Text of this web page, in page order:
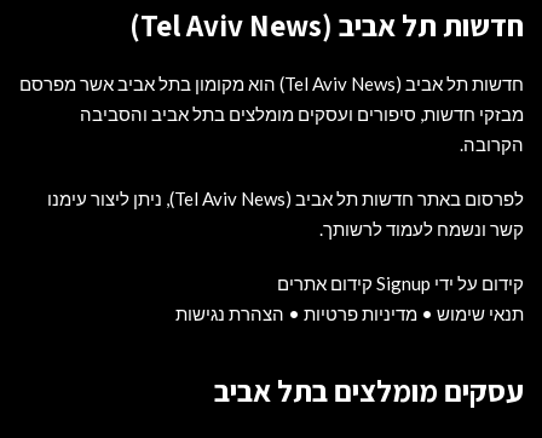
חדשות תל אביב (Tel Aviv News)
חדשות תל אביב (Tel Aviv News) הוא מקומון בתל אביב אשר מפרסם
מבזקי חדשות, סיפורים ועסקים מומלצים בתל אביב והסביבה
הקרובה.
לפרסום באתר חדשות תל אביב (Tel Aviv News),
ניתן ליצור עימנו
קשר ונשמח לעמוד לרשותך.
קידום על ידי Signup קידום אתרים
תנאי שימוש • מדיניות פרטיות • הצהרת נגישות
עסקים מומלצים בתל אביב